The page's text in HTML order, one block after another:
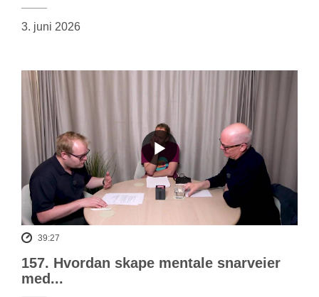
3. juni 2026
39:27
157. Hvordan skape mentale snarveier
med...